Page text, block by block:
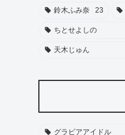
鈴木ふみ奈 23
ちとせよしの
天木じゅん
グラビアアイドル